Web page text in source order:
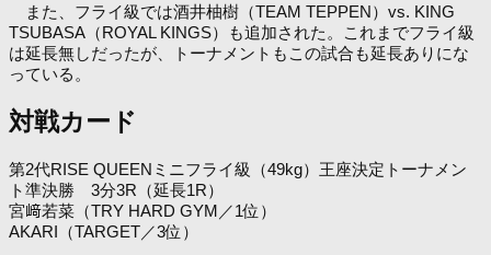
また、フライ級では酒井柚樹（TEAM TEPPEN）vs. KING
TSUBASA（ROYAL KINGS）も追加された。これまでフライ級
は延長無しだったが、トーナメントもこの試合も延長ありにな
っている。
対戦カード
第2代RISE QUEENミニフライ級（49kg）王座決定トーナメン
ト準決勝 3分3R（延長1R）
宮﨑若菜（TRY HARD GYM／1位）
AKARI（TARGET／3位）